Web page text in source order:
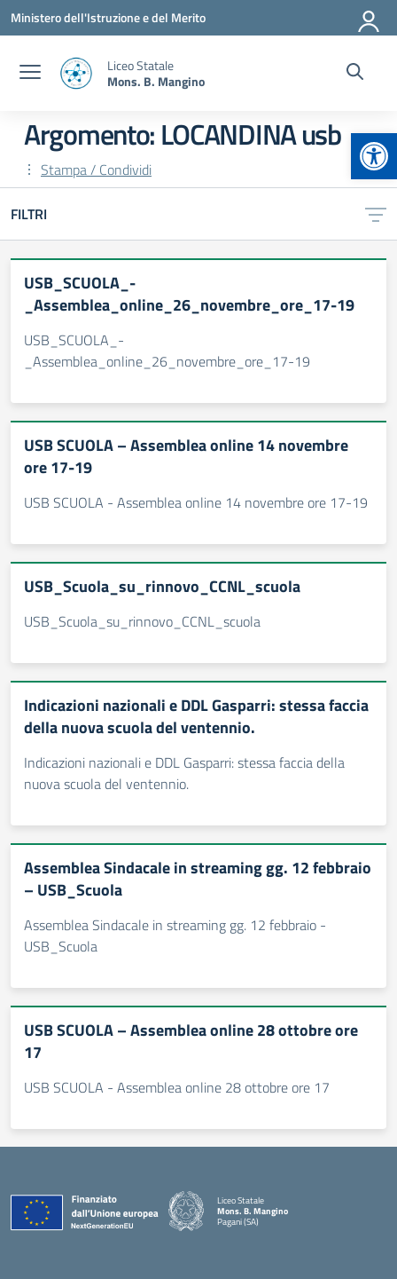
Vai ai contenuti
Vai al menu di navigazione
Vai al footer
Ministero dell'Istruzione e del Merito
Liceo Statale
Mons. B. Mangino
Argomento: LOCANDINA usb
Stampa / Condividi
FILTRI
USB_SCUOLA_-
_Assemblea_online_26_novembre_ore_17-19
USB_SCUOLA_-
_Assemblea_online_26_novembre_ore_17-19
USB SCUOLA – Assemblea online 14 novembre
ore 17-19
USB SCUOLA - Assemblea online 14 novembre ore 17-19
USB_Scuola_su_rinnovo_CCNL_scuola
USB_Scuola_su_rinnovo_CCNL_scuola
Indicazioni nazionali e DDL Gasparri: stessa faccia
della nuova scuola del ventennio.
Indicazioni nazionali e DDL Gasparri: stessa faccia della
nuova scuola del ventennio.
Assemblea Sindacale in streaming gg. 12 febbraio
– USB_Scuola
Assemblea Sindacale in streaming gg. 12 febbraio -
USB_Scuola
USB SCUOLA – Assemblea online 28 ottobre ore
17
USB SCUOLA - Assemblea online 28 ottobre ore 17
Liceo Statale
Mons. B. Mangino
Pagani (SA)
— Visita la pagina iniziale della scuola